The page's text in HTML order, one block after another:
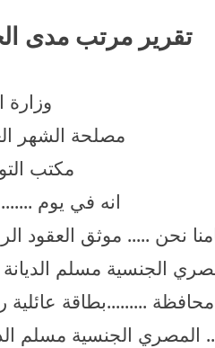
تقرير مرتب مدى
وزارة
مصلحة الشهر
مكتب
انه في يوم
نحن ..... موثق العقود
الجنسية مسلم
.........بطاقة
المصري الجنسية مسلم